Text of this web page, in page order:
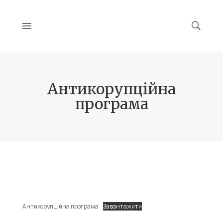
Антикорупційна
програма
Антикорупційна програма Завантажити